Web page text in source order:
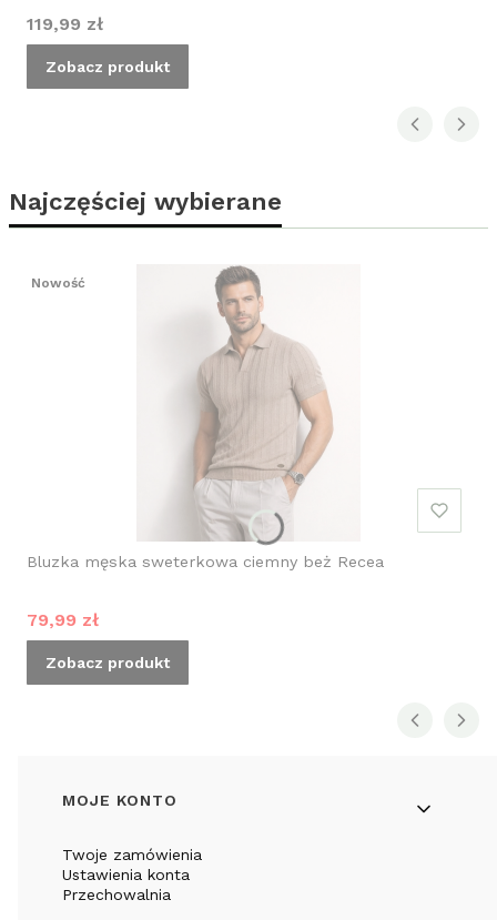
Cena
119,99 zł
Zobacz produkt
Najczęściej wybierane
Nowość
Bluzka męska sweterkowa ciemny beż Recea
Cena promocyjna
79,99 zł
Zobacz produkt
Linki w stopce
MOJE KONTO
Twoje zamówienia
Ustawienia konta
Przechowalnia